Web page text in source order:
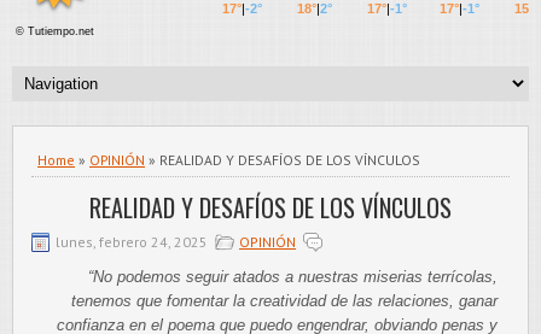
Home » OPINIÓN » REALIDAD Y DESAFÍOS DE LOS VÍNCULOS
REALIDAD Y DESAFÍOS DE LOS VÍNCULOS
lunes, febrero 24, 2025
OPINIÓN
“No podemos seguir atados a nuestras miserias terrícolas,
tenemos que fomentar la creatividad de las relaciones, ganar
confianza en el poema que puedo engendrar, obviando penas y